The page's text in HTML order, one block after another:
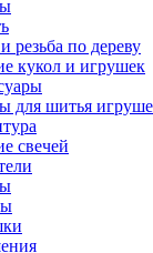
резьба по дереву
кукол и игрушек
для шитья
свечей